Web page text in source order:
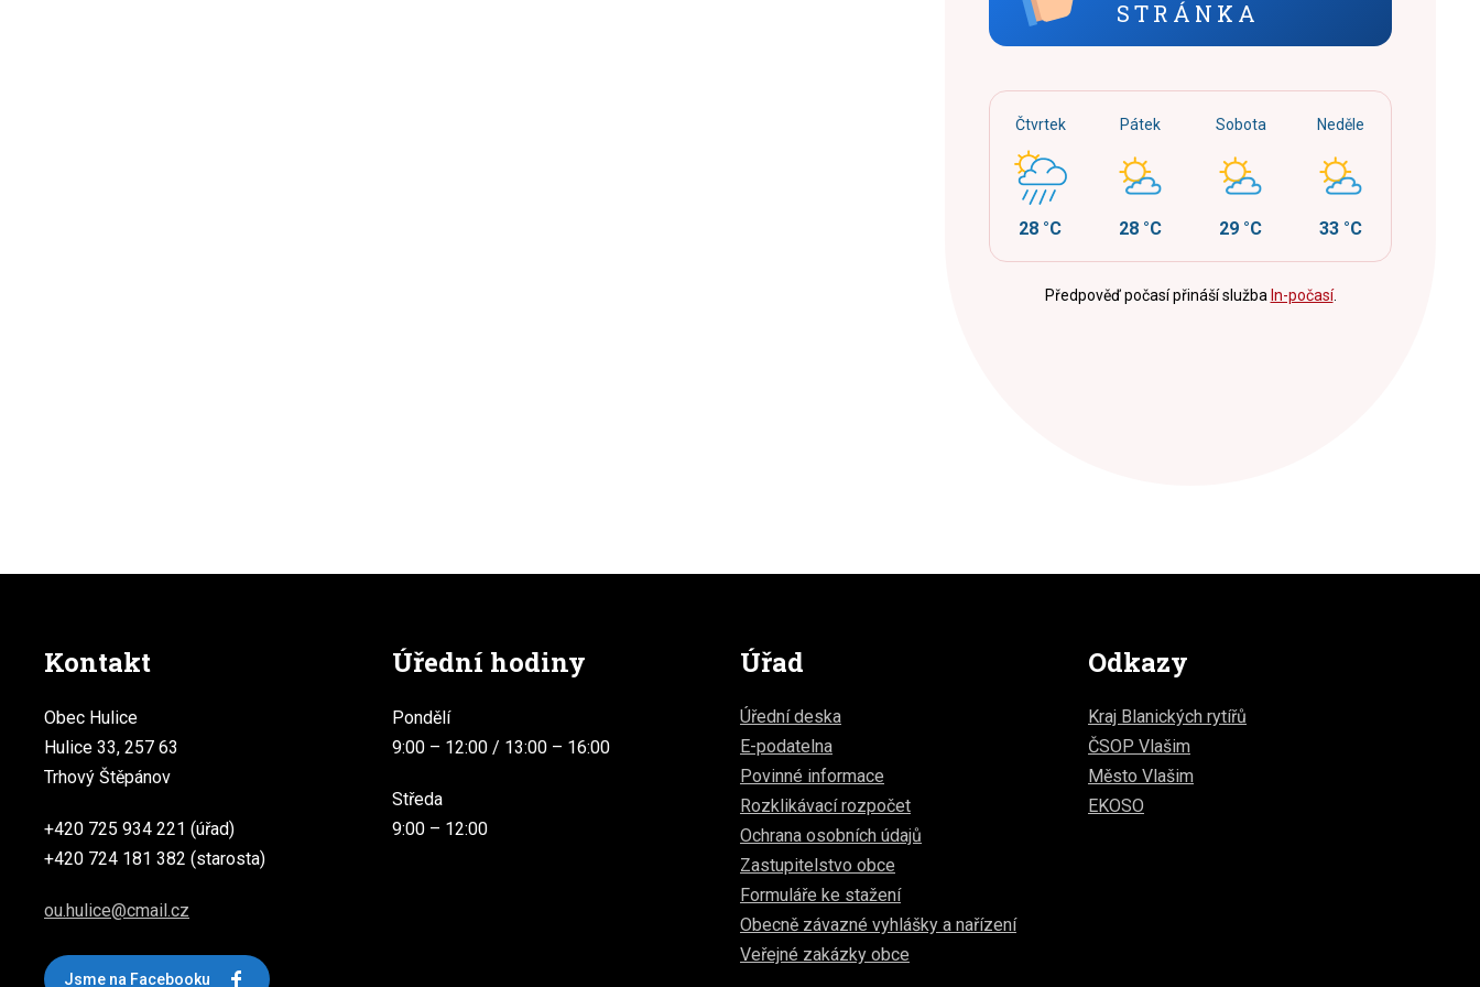
STRÁNKA
Čtvrtek
28 °C
Pátek
28 °C
Sobota
29 °C
Neděle
33 °C
Předpověď počasí přináší služba In-počasí.
Kontakt
Obec Hulice
Hulice 33, 257 63
Trhový Štěpánov
+420 725 934 221 (úřad)
+420 724 181 382 (starosta)
ou.hulice@cmail.cz
Jsme na Facebooku
Úřední hodiny
Pondělí
9:00 – 12:00 / 13:00 – 16:00
Středa
9:00 – 12:00
Úřad
Úřední deska
E-podatelna
Povinné informace
Rozklikávací rozpočet
Ochrana osobních údajů
Zastupitelstvo obce
Formuláře ke stažení
Obecně závazné vyhlášky a nařízení
Veřejné zakázky obce
Odkazy
Kraj Blanických rytířů
ČSOP Vlašim
Město Vlašim
EKOSO